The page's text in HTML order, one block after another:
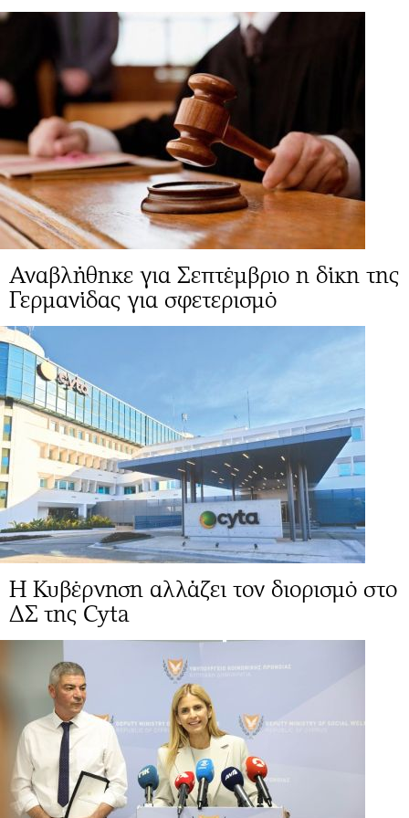
Αναβλήθηκε για Σεπτέμβριο η δίκη της
Γερμανίδας για σφετερισμό
Η Κυβέρνηση αλλάζει τον διορισμό στο
ΔΣ της Cyta